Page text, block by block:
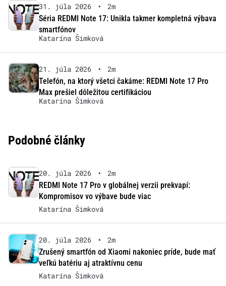
31. júla 2026 •
2m
Séria REDMI Note 17: Unikla takmer kompletná výbava
smartfónov
Katarína Šimková
21. júla 2026 •
2m
Telefón, na ktorý všetci čakáme: REDMI Note 17 Pro
Max prešiel dôležitou certifikáciou
Katarína Šimková
Podobné články
20. júla 2026 •
2m
REDMI Note 17 Pro v globálnej verzii prekvapí:
Kompromisov vo výbave bude viac
Katarína Šimková
20. júla 2026 •
2m
Zrušený smartfón od Xiaomi nakoniec príde, bude mať
veľkú batériu aj atraktívnu cenu
Katarína Šimková